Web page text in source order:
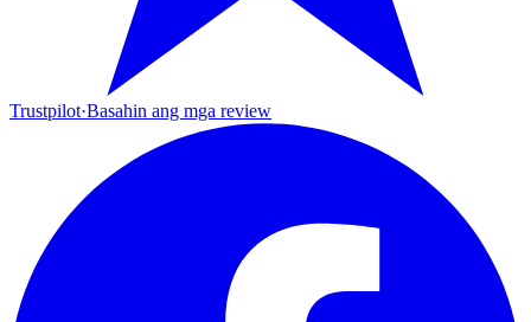
Trustpilot·Basahin ang mga review